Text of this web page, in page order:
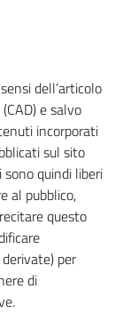
dell’articolo
e salvo
incorporati
sul sito
quindi liberi
al pubblico,
questo
per
di